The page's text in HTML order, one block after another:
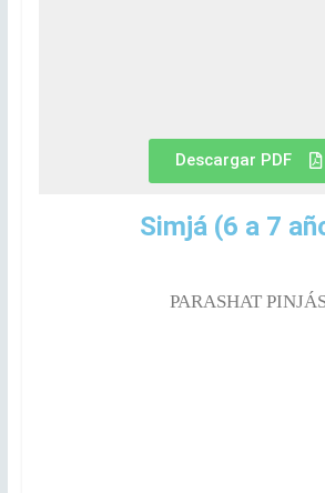
Descargar PDF
Simjá (6 a 7
PARASHAT